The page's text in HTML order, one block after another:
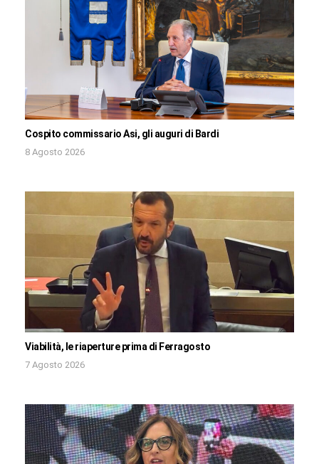
Cospito commissario Asi, gli auguri di Bardi
8 Agosto 2026
Viabilità, le riaperture prima di Ferragosto
7 Agosto 2026